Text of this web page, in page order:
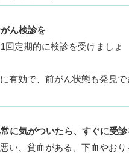
ん検診を
回定期的に検診を受けましょ
有効で、前がん状態も発見で
に気がついたら、すぐに受診
い、貧血がある、下血やおり